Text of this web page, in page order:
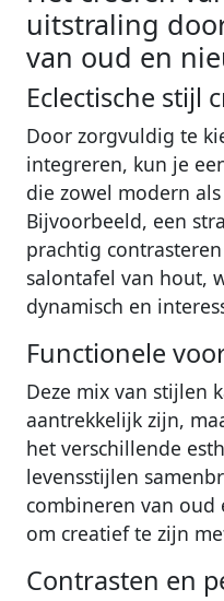
uitstraling
van oud en
Eclectische stijl
Door zorgvuldig te
integreren, kun je
die zowel modern
Bijvoorbeeld, een
prachtig
salontafel van hout,
dynamisch en
Functionele
Deze mix van stijlen
aantrekkelijk zijn,
het verschillende
levensstijlen
combineren van
om creatief te zijn
Contrasten en